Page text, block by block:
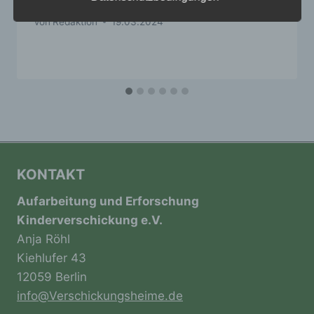
VonRedaktion 19.03.2024
KONTAKT
Aufarbeitung und Erforschung
Kinderverschickung e.V.
Anja Röhl
Kiehlufer 43
12059 Berlin
info@Verschickungsheime.de
oder identifizierbare natürliche Person (im
Kennnummer, zu Standortdaten, zu einer
mehreren besonderen Merkmalen, die
Ausdruck der physischen, physiologischen,
genetischen, psychischen, wirtschaftlichen,
natürlichen Person sind, identifiziert werden
kann.